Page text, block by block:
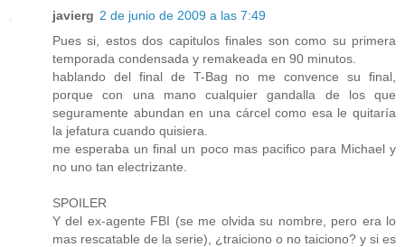
javierg 2 de junio de 2009 a las 7:49
Pues si, estos dos capitulos finales son como su primera
temporada condensada y remakeada en 90 minutos.
hablando del final de T-Bag no me convence su final,
porque con una mano cualquier gandalla de los que
seguramente abundan en una cárcel como esa le quitaría
la jefatura cuando quisiera.
me esperaba un final un poco mas pacifico para Michael y
no uno tan electrizante.
SPOILER
Y del ex-agente FBI (se me olvida su nombre, pero era lo
mas rescatable de la serie), ¿traiciono o no taiciono? y si es